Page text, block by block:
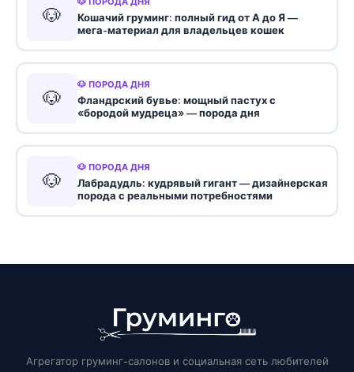
🐶
Кошачий груминг: полный гид от А до Я —
мега-материал для владельцев кошек
🐶
🐶 ПОРОДА ДНЯ
Фландрский бувье: мощный пастух с
«бородой мудреца» — порода дня
🐶
🐶 ПОРОДА ДНЯ
Лабрадудль: кудрявый гигант — дизайнерская
порода с реальными потребностями
Агрегатор груминг-салонов и социальная сеть любителей